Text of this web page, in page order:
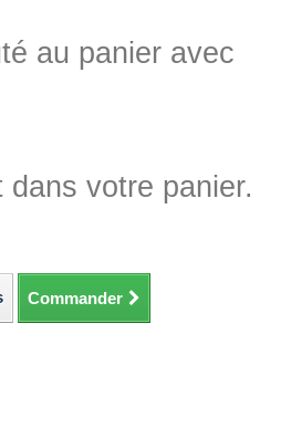
au panier avec
dans votre panier.
Commander